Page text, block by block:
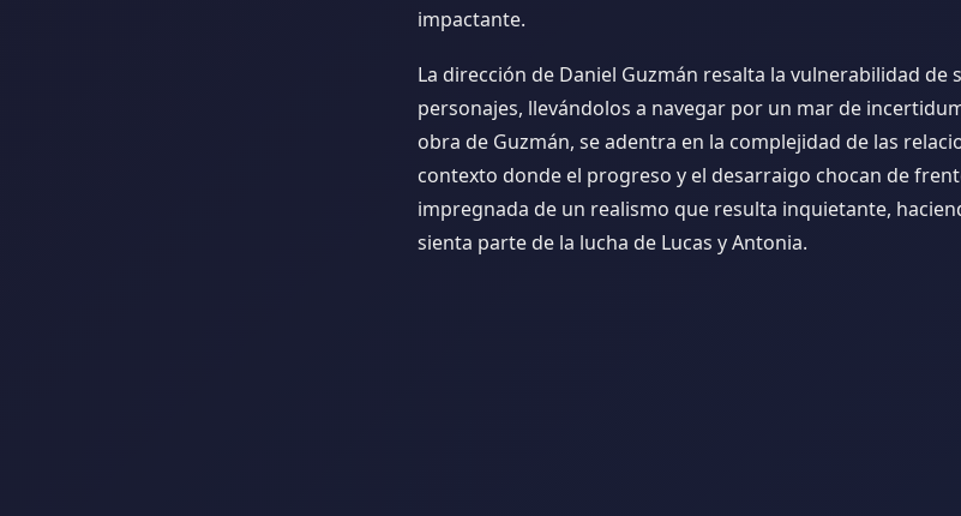
impactante.
La dirección de Daniel Guzmán resalta la vulnerabilidad de
personajes, llevándolos a navegar por un mar de
obra de Guzmán, se adentra en la complejidad de las
contexto donde el progreso y el desarraigo chocan de
impregnada de un realismo que resulta inquietante,
sienta parte de la lucha de Lucas y Antonia.